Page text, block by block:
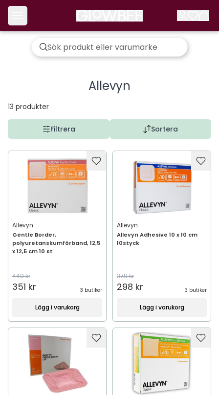
Allevyn
13 produkter
Filtrera Sortera
Allevyn
Gentle Border,
polyuretanskumförband, 12,5
x 12,5 cm 10 st
449 kr
351 kr 3 butiker
Lägg i varukorg
Allevyn
Allevyn Adhesive 10 x 10 cm
10styck
379 kr
298 kr 3 butiker
Lägg i varukorg